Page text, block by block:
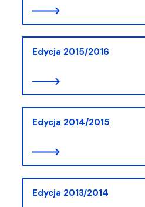
Edycja 2015/2016
Edycja 2014/2015
Edycja 2013/2014